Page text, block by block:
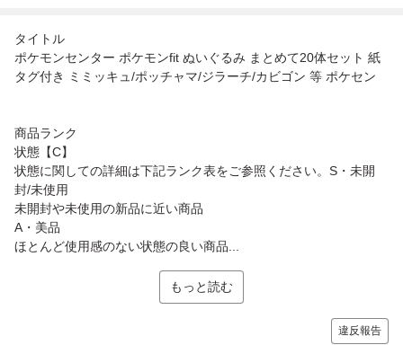
タイトル
ポケモンセンター ポケモンfit ぬいぐるみ まとめて20体セット 紙
タグ付き ミミッキュ/ポッチャマ/ジラーチ/カビゴン 等 ポケセン
商品ランク
状態【C】
状態に関しての詳細は下記ランク表をご参照ください。S・未開
封/未使用
未開封や未使用の新品に近い商品
A・美品
ほとんど使用感のない状態の良い商品...
もっと読む
違反報告